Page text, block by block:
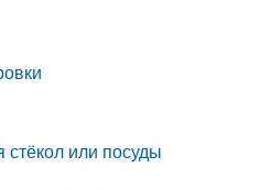
или посуды